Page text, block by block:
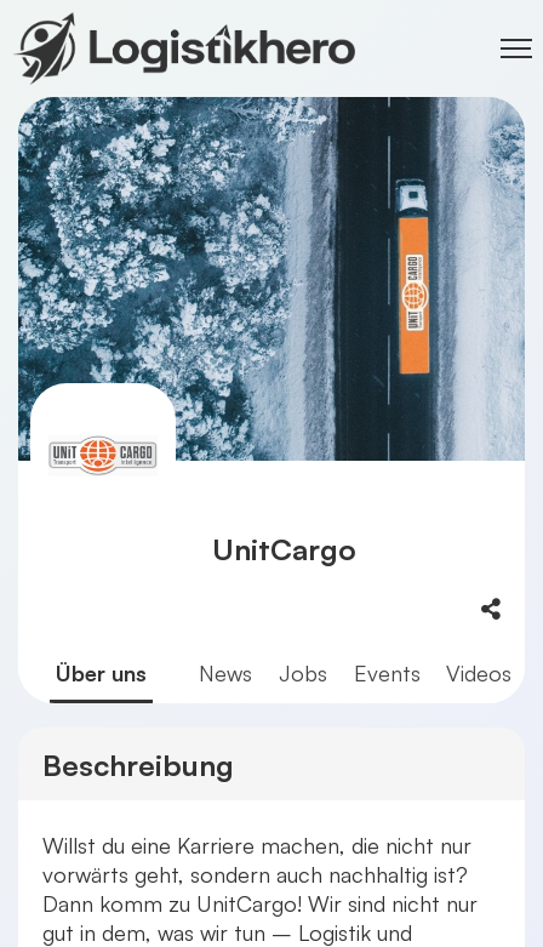
UnitCargo
Über uns News Jobs Events Videos
Beschreibung
Willst du eine Karriere machen, die nicht nur
vorwärts geht, sondern auch nachhaltig ist?
Dann komm zu UnitCargo! Wir sind nicht nur
gut in dem, was wir tun – Logistik und